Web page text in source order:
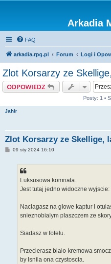
Arkadia
FAQ
arkadia.rpg.pl Forum Logi i
Zlot Korsarzy ze
ODPOWIEDZ
Posty: 1 •
Jahir
Zlot Korsarzy ze Skellige,
P09 sty 2024 16:10
Luksusowa komnata.
Jest tutaj jedno widoczne wyjscie:
Naciagasz na glowe kaptur i
snieznobialym plaszczem ze
Siadasz w fotelu.
Przecierasz bialo-kremowa
by lsnila ona czystoscia.